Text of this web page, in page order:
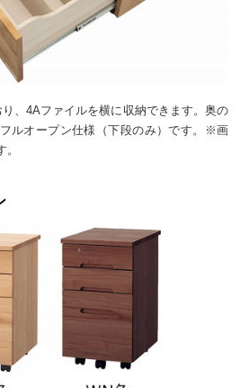
、4Aファイルを横に収納できます。奥の
ルオープン仕様（下段のみ）です。※画